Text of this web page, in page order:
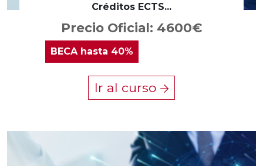
Créditos ECTS...
Precio Oficial: 4600€
BECA hasta 40%
Ir al curso